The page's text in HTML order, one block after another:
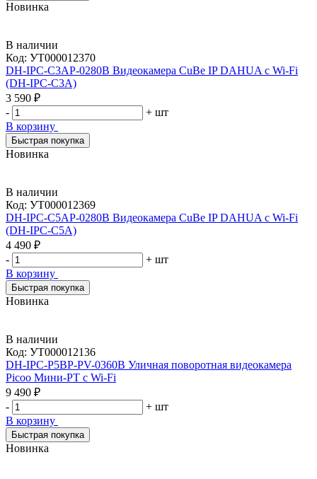
Новинка
В наличии
Код: УТ000012370
DH-IPC-C3AP-0280B Видеокамера CuВe IP DAHUA с Wi-Fi
(DH-IPC-C3A)
3 590 ₽
-
+ шт
В корзину
Быстрая покупка
Новинка
В наличии
Код: УТ000012369
DH-IPC-C5AP-0280B Видеокамера CuВe IP DAHUA с Wi-Fi
(DH-IPC-C5A)
4 490 ₽
-
+ шт
В корзину
Быстрая покупка
Новинка
В наличии
Код: УТ000012136
DH-IPC-P5BP-PV-0360B Уличная поворотная видеокамера
Picoo Мини-PT с Wi-Fi
9 490 ₽
-
+ шт
В корзину
Быстрая покупка
Новинка